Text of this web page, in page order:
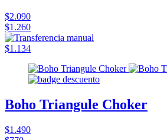
$2.090
$1.260
$1.134
Boho Triangule Choker
$1.490